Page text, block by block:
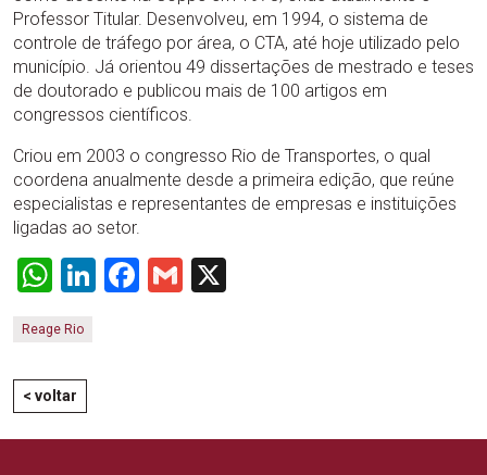
Professor Titular. Desenvolveu, em 1994, o sistema de
controle de tráfego por área, o CTA, até hoje utilizado pelo
município. Já orientou 49 dissertações de mestrado e teses
de doutorado e publicou mais de 100 artigos em
congressos científicos.
Criou em 2003 o congresso Rio de Transportes, o qual
coordena anualmente desde a primeira edição, que reúne
especialistas e representantes de empresas e instituições
ligadas ao setor.
WhatsApp
LinkedIn
Facebook
Gmail
Reage Rio
< voltar